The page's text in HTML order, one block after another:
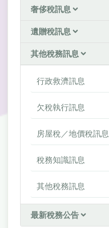
奢侈稅訊息
遺贈稅訊息
其他稅務訊息
行政救濟訊息
欠稅執行訊息
房屋稅／地價稅訊息
稅務知識訊息
其他稅務訊息
最新稅務公告